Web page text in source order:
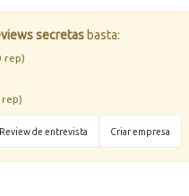
secretas basta:
rep)
rep)
Review de entrevista Criar empresa